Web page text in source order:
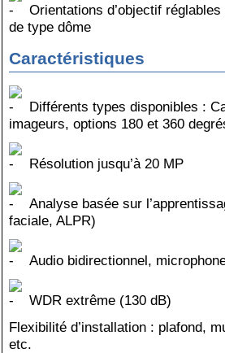
Orientations d’objectif
de type dôme
Caractéristiques
Différents types disponibles :
imageurs, options 180 et 360
Résolution jusqu’à 20 MP
Analyse basée sur
faciale, ALPR)
Audio bidirectionnel,
WDR extrême (130 dB)
Flexibilité d’installation : plafond,
etc.